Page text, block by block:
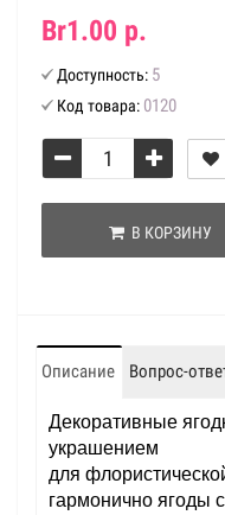
Br1.00 р.
Доступность: 5
Код товара: 0120
В КОРЗИНУ
Описание Вопрос-
Декоративные
украшением
для
гармонично ягоды